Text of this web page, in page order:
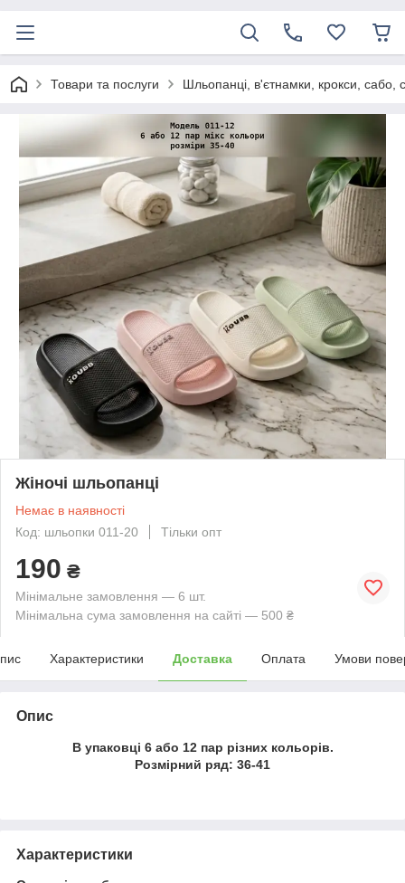
Товари та послуги Шльопанці, в'єтнамки, крокси, сабо,
Жіночі шльопанці
Немає в наявності
Код: шльопки 011-20
Тільки опт
190 ₴
Мінімальне замовлення — 6 шт.
Мінімальна сума замовлення на сайті — 500 ₴
Характеристики Доставка Оплата Умови
Опис
В упаковці 6 або 12 пар різних кольорів.
Розмірний ряд: 36-41
Характеристики